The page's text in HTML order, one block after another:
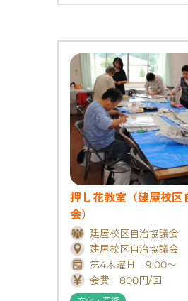
押し花教室（建屋校区
会）
建屋校区自治協議会
建屋校区自治協議会
第4木曜日 9:00〜
会費 800円/回